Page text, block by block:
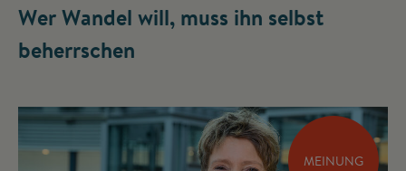
Wer Wandel will, muss ihn selbst
beherrschen
MEINUNG